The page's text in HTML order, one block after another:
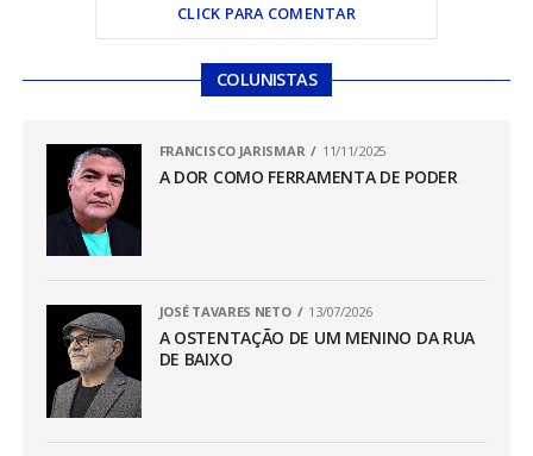
CLICK PARA COMENTAR
COLUNISTAS
FRANCISCO JARISMAR 11/11/2025
A DOR COMO FERRAMENTA DE PODER
JOSÉ TAVARES NETO 13/07/2026
A OSTENTAÇÃO DE UM MENINO DA RUA
DE BAIXO